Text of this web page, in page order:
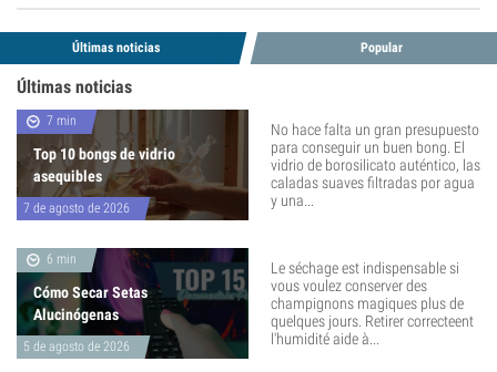
Últimas noticias Popular
Últimas noticias
7 min
Top 10 bongs de vidrio
asequibles
7 de agosto de 2026
No hace falta un gran presupuesto
para conseguir un buen bong. El
vidrio de borosilicato auténtico, las
caladas suaves filtradas por agua
y una...
6 min
Cómo Secar Setas
Alucinógenas
5 de agosto de 2026
Le séchage est indispensable si
vous voulez conserver des
champignons magiques plus de
quelques jours. Retirer correcteent
l'humidité aide à...